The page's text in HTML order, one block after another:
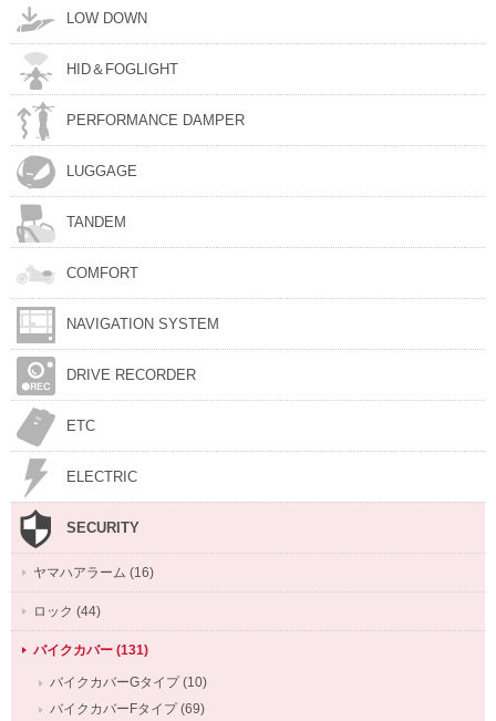
LOW DOWN
HID＆FOGLIGHT
PERFORMANCE DAMPER
LUGGAGE
TANDEM
COMFORT
NAVIGATION SYSTEM
DRIVE RECORDER
ETC
ELECTRIC
SECURITY
ヤマハアラーム (16)
ロック (44)
バイクカバー (131)
バイクカバーGタイプ (10)
バイクカバーFタイプ (69)